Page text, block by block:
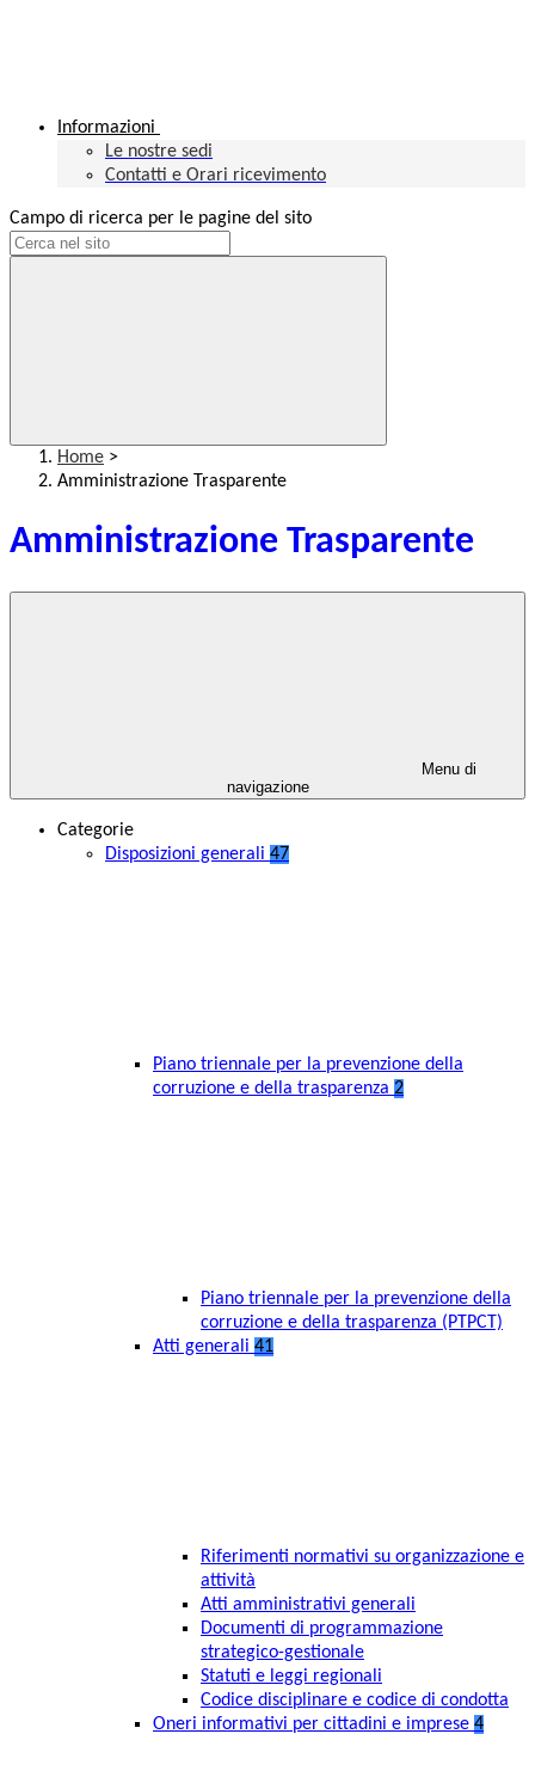
Informazioni
Le nostre sedi
Contatti e Orari ricevimento
Campo di ricerca per le pagine del sito
Home >
Amministrazione Trasparente
Amministrazione Trasparente
Menu di
navigazione
Categorie
Disposizioni generali 47
Piano triennale per la prevenzione della
corruzione e della trasparenza 2
Piano triennale per la prevenzione della
corruzione e della trasparenza (PTPCT)
Atti generali 41
Riferimenti normativi su organizzazione e
attività
Atti amministrativi generali
Documenti di programmazione
strategico-gestionale
Statuti e leggi regionali
Codice disciplinare e codice di condotta
Oneri informativi per cittadini e imprese 4